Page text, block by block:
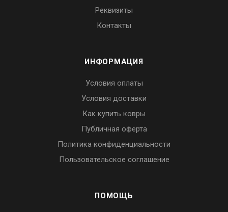
Реквизиты
Контакты
ИНФОРМАЦИЯ
Условия оплаты
Условия доставки
Как купить ковры
Публичная оферта
Политика конфиденциальности
Пользовательское соглашение
ПОМОЩЬ